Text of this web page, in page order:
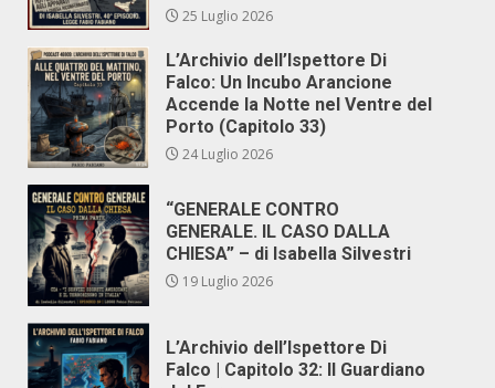
25 Luglio 2026
L’Archivio dell’Ispettore Di
Falco: Un Incubo Arancione
Accende la Notte nel Ventre del
Porto (Capitolo 33)
24 Luglio 2026
“GENERALE CONTRO
GENERALE. IL CASO DALLA
CHIESA” – di Isabella Silvestri
19 Luglio 2026
L’Archivio dell’Ispettore Di
Falco | Capitolo 32: Il Guardiano